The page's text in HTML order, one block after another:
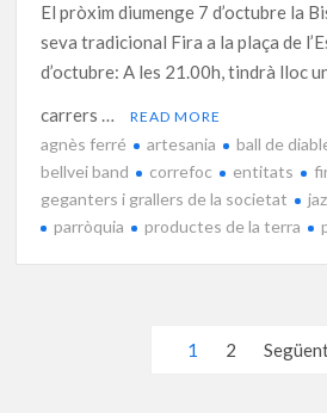
El pròxim diumenge 7 d’octubre la
seva tradicional Fira a la plaça de
d’octubre: A les 21.00h, tindrà lloc
carrers …
READ MORE
agnès ferré artesania ball de
bellvei band
correfoc entitats
geganters i grallers de la societat
jaz
parròquia
productes de la terra
1 2